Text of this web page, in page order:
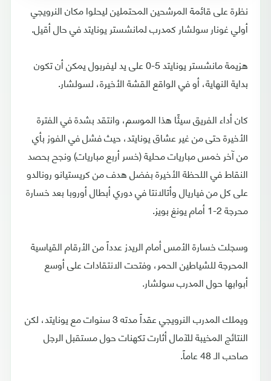
نظرة على قائمة المرشحين المحتملين ليحلوا مكان النرويجي
أولي غونار سولشار كمدرب لمانشستر يونايتد في حال أقيل.
هزيمة مانشستر يونايتد 5-0 على يد ليفربول يمكن أن تكون
بداية النهاية، أو في الواقع القشة الأخيرة، لسولشار.
كان أداء الفريق سيئًا هذا الموسم، وانتقد بشدة في الفترة
الأخيرة حتى من غير عشاق يونايتد، حيث فشل في الفوز بأي
من آخر خمس مباريات محلية (خسر أربع مباريات) ونجح بحصد
النقاط في اللحظة الأخيرة بفضل هدف من كريستيانو رونالدو
على كل من فياريال وأتالانتا في دوري أبطال أوروبا بعد خسارة
محرجة 2-1 أمام يونغ بويز.
وسجلت خسارة الأمس أمام الريدز عدداً من الأرقام القياسية
المحرجة للشياطين الحمر، وفتحت الانتقادات على أوسع
أبوابها حول المدرب سولشار.
ويملك المدرب النرويجي عقداً مدته 3 سنوات مع يونايتد، لكن
النتائج المخيبة للآمال أثارت تكهنات حول مستقبل الرجل
صاحب الـ 48 عاماً.